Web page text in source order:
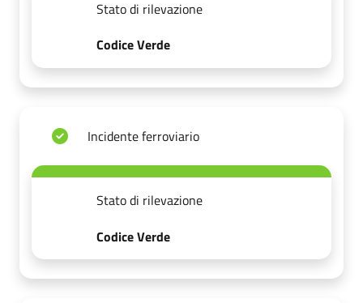
Stato di rilevazione
Codice Verde
Incidente ferroviario
Stato di rilevazione
Codice Verde